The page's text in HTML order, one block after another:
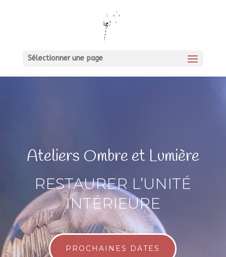
Sélectionner une page
Ateliers Ombre et Lumière
RESTAURER L’UNITÉ
INTÉRIEURE
PROCHAINES DATES